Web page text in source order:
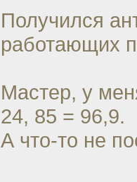
Получился
работающих
Мастер, у
24, 85 = 96,9.
А что-то не